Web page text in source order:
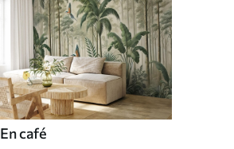
En café